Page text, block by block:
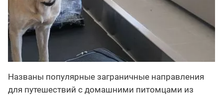
Названы популярные заграничные направления
для путешествий с домашними питомцами из